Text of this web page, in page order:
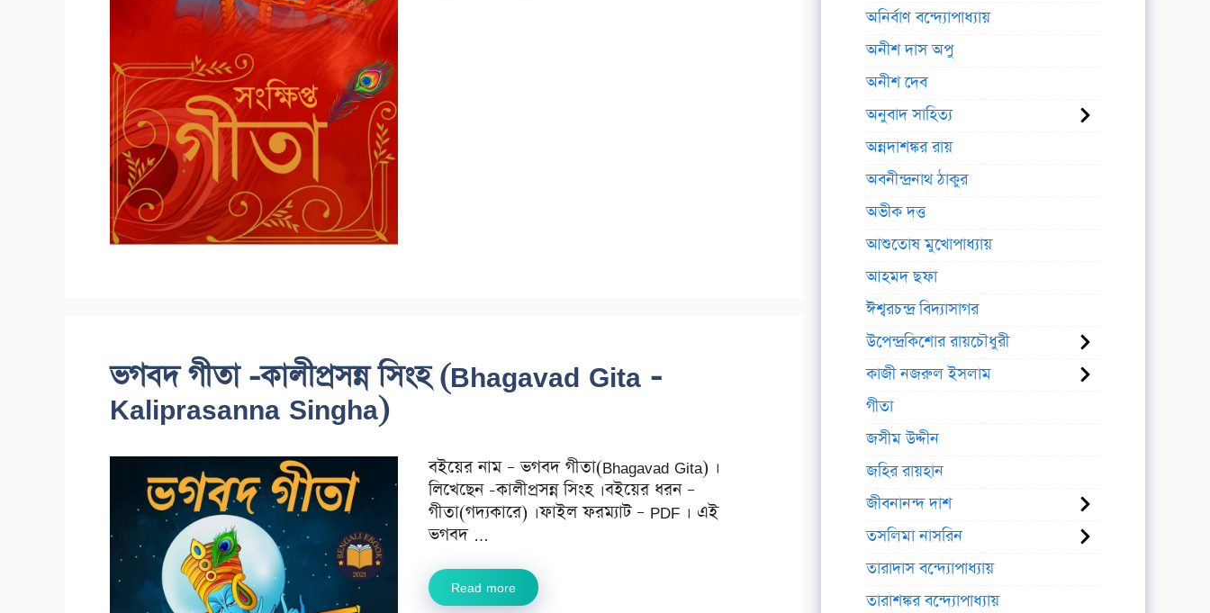
ভগবদ গীতা -কালীপ্রসন্ন সিংহ (Bhagavad Gita -
Kaliprasanna Singha)
বইয়ের নাম – ভগবদ গীতা(Bhagavad Gita) ।
লিখেছেন -কালীপ্রসন্ন সিংহ ।বইয়ের ধরন –
গীতা(গদ্যকারে) ।ফাইল ফরম্যাট – PDF । এই
ভগবদ …
Read more
অনির্বাণ বন্দ্যোপাধ্যায়
অনীশ দাস অপু
অনীশ দেব
অনুবাদ সাহিত্য
অন্নদাশঙ্কর রায়
অবনীন্দ্রনাথ ঠাকুর
অভীক দত্ত
আশুতোষ মুখোপাধ্যায়
আহমদ ছফা
ঈশ্বরচন্দ্র বিদ্যাসাগর
উপেন্দ্রকিশোর রায়চৌধুরী
কাজী নজরুল ইসলাম
গীতা
জসীম উদ্দীন
জহির রায়হান
জীবনানন্দ দাশ
তসলিমা নাসরিন
তারাদাস বন্দ্যোপাধ্যায়
তারাশঙ্কর বন্দ্যোপাধ্যায়